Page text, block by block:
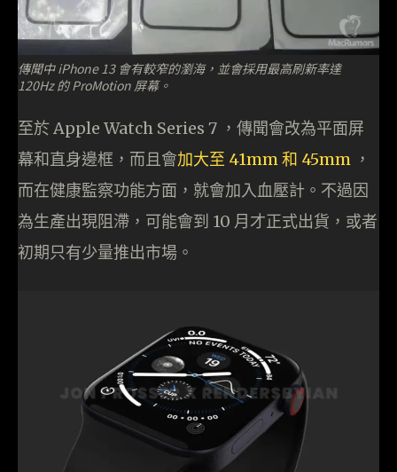
傳聞中 iPhone 13 會有較窄的瀏海，並會採用最高刷新率達
120Hz 的 ProMotion 屏幕。
至於 Apple Watch Series 7 ，傳聞會改為平面屏
幕和直身邊框，而且會加大至 41mm 和 45mm ，
而在健康監察功能方面，就會加入血壓計。不過因
為生產出現阻滯，可能會到 10 月才正式出貨，或者
初期只有少量推出市場。